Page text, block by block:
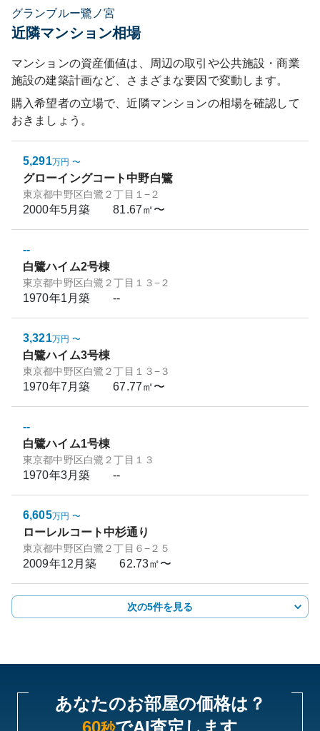
グランブルー鷺ノ宮
近隣マンション相場
マンションの資産価値は、周辺の取引や公共施設・商業
施設の建築計画など、さまざまな要因で変動します。
購入希望者の立場で、近隣マンションの相場を確認して
おきましょう。
5,291万円 〜
グローイングコート中野白鷺
東京都中野区白鷺２丁目１−２
2000年5月築 81.67㎡〜
--
白鷺ハイム2号棟
東京都中野区白鷺２丁目１３−２
1970年1月築 --
3,321万円 〜
白鷺ハイム3号棟
東京都中野区白鷺２丁目１３−３
1970年7月築 67.77㎡〜
--
白鷺ハイム1号棟
東京都中野区白鷺２丁目１３
1970年3月築 --
6,605万円 〜
ローレルコート中杉通り
東京都中野区白鷺２丁目６−２５
2009年12月築 62.73㎡〜
次の5件を見る
あなたのお部屋の価格は？
60
でAI査定します